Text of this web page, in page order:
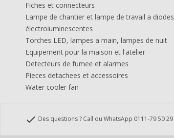
Fiches et connecteurs
Lampe de chantier et lampe de travail a diodes
électroluminescentes
Torches LED, lampes a main, lampes de nuit
Equipement pour la maison et l'atelier
Detecteurs de fumee et alarmes
Pieces detachees et accessoires
Water cooler fan
check Des questions ? Call ou WhatsApp 0111-79 50 29